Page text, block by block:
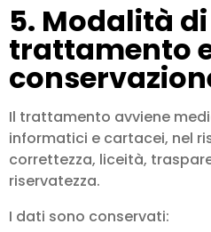
5. Modalità di
trattamento
Il trattamento avviene
informatici e cartacei, nel
correttezza, liceità,
riservatezza.
I dati sono conservati: